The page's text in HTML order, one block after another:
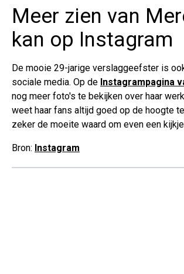
Meer zien van
kan op Instagram
De mooie 29-jarige verslaggeefster is
sociale media. Op de Instagrampagina
nog meer foto's te bekijken over haar
weet haar fans altijd goed op de hoogte
zeker de moeite waard om even een
Bron: Instagram